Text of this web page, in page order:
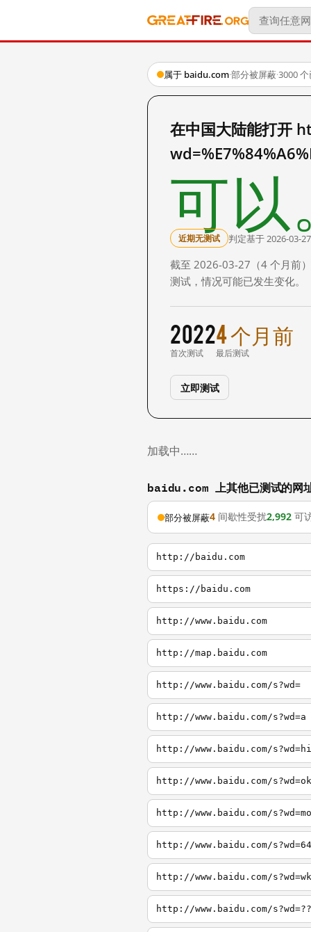
属于 baidu.com·部分被屏蔽·3000
在中国大陆能打开
可以
近期无测试 判定基于 2026-03-
截至 2026-03-27（4 个月前
测试，情况可能已发生变化。
2022
首次测试
4 个月前
最后测试
立即测试
加载中……
baidu.com 上其他已测试的网
部分被屏蔽4 间歇性受扰2,992 可
http://baidu.com
https://baidu.com
http://www.baidu.com
http://map.baidu.com
http://www.baidu.com/s?wd=
http://www.baidu.com/s?wd=a
http://www.baidu.com/s?wd=hi
http://www.baidu.com/s?wd=ok
http://www.baidu.com/s?wd=mo
http://www.baidu.com/s?wd=64
http://www.baidu.com/s?wd=wk
http://www.baidu.com/s?wd=??